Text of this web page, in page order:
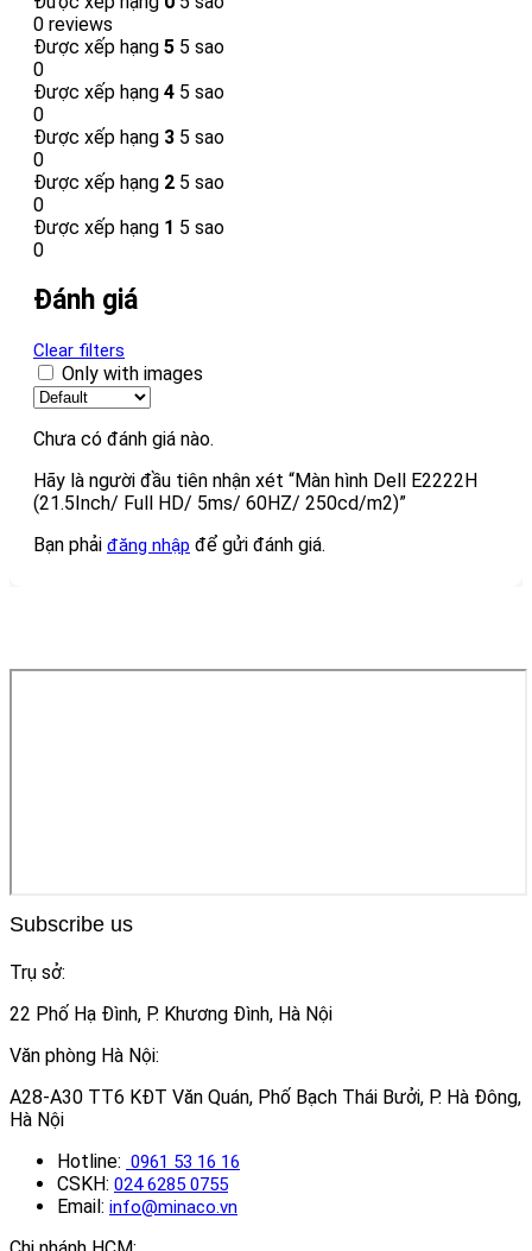
0 reviews
Được xếp hạng 5 5 sao
0
Được xếp hạng 4 5 sao
0
Được xếp hạng 3 5 sao
0
Được xếp hạng 2 5 sao
0
Được xếp hạng 1 5 sao
0
Đánh giá
Clear filters
Only with images
Chưa có đánh giá nào.
Hãy là người đầu tiên nhận xét “Màn hình Dell E2222H
(21.5Inch/ Full HD/ 5ms/ 60HZ/ 250cd/m2)”
Bạn phải đăng nhập để gửi đánh giá.
Subscribe us
Trụ sở:
22 Phố Hạ Đình, P. Khương Đình, Hà Nội
Văn phòng Hà Nội:
A28-A30 TT6 KĐT Văn Quán, Phố Bạch Thái Bưởi, P. Hà Đông,
Hà Nội
Hotline: 0961 53 16 16
CSKH: 024 6285 0755
Email: info@minaco.vn